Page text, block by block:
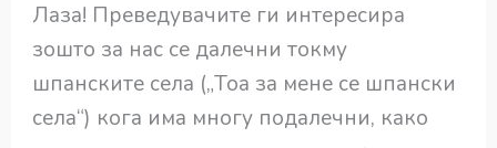
Лаза! Преведувачите ги интересира
зошто за нас се далечни токму
шпанските села („Тоа за мене се шпански
села“) кога има многу подалечни, како